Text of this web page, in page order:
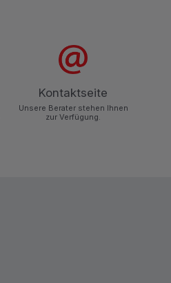
Kontaktseite
Unsere Berater stehen Ihnen
zur Verfügung.